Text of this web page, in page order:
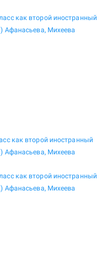
как второй иностранный
Афанасьева, Михеева